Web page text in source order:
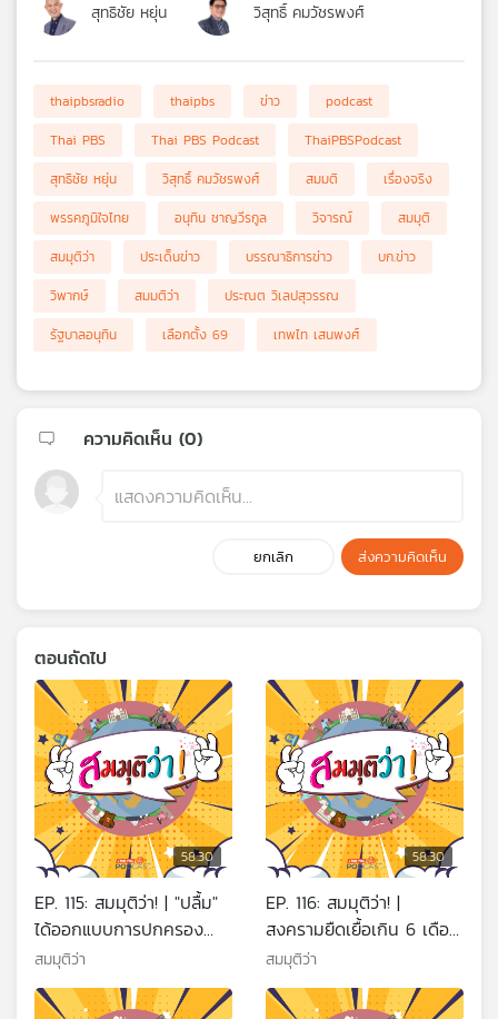
สุทธิชัย หยุ่น วิสุทธิ์ คมวัชรพงศ์
thaipbsradio thaipbs ข่าว
podcast
Thai PBS
Thai PBS Podcast
ThaiPBSPodcast
สุทธิชัย หยุ่น
วิสุทธิ์ คมวัชรพงศ์ สมมติ
เรื่องจริง
พรรคภูมิใจไทย
อนุทิน ชาญวีรกูล วิจารณ์
สมมุติ
สมมุติว่า
ประเด็นข่าว บรรณาธิการข่าว
บก.ข่าว
วิพากษ์
สมมติว่า
ประณต วิเลปสุวรรณ
รัฐบาลอนุทิน
เลือกตั้ง 69 เทพไท เสนพงศ์
ความคิดเห็น (0)
ยกเลิก ส่งความคิดเห็น
ตอนถัดไป
58:30
EP. 115: สมมุติว่า! | "ปลื้ม"
ได้ออกแบบการปกครอง
อิหร่าน !!
สมมุติว่า
58:30
EP. 116: สมมุติว่า! |
สงครามยืดเยื้อเกิน 6 เดือน
!!
สมมุติว่า